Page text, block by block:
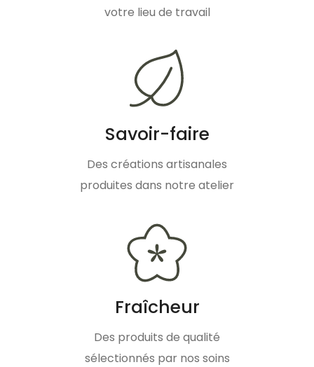
votre lieu de travail
Savoir-faire
Des créations artisanales
produites dans notre atelier
Fraîcheur
Des produits de qualité
sélectionnés par nos soins